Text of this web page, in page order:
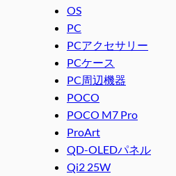
OS
PC
PCアクセサリー
PCケース
PC周辺機器
POCO
POCO M7 Pro
ProArt
QD-OLEDパネル
Qi2 25W